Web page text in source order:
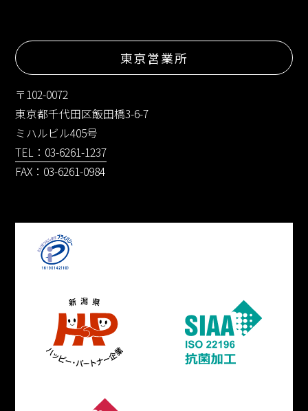
東京営業所
〒102-0072
東京都千代田区飯田橋3-6-7
ミハルビル405号
TEL：03-6261-1237
FAX：03-6261-0984